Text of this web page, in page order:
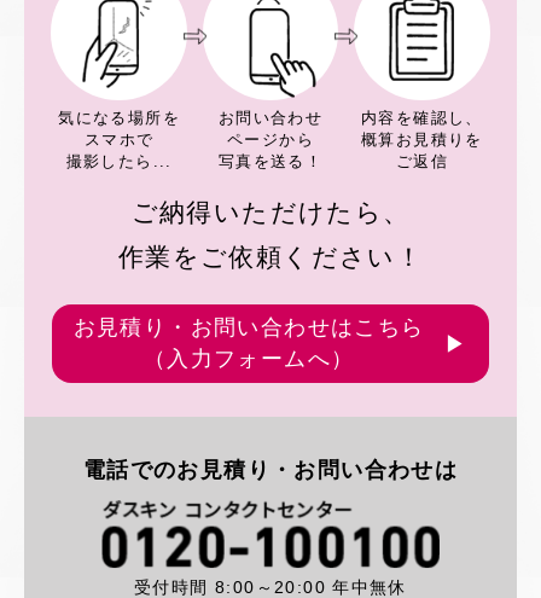
気になる場所を
スマホで
撮影したら...
お問い合わせ
ページから
写真を送る！
内容を確認し、
概算お見積りを
ご返信
ご納得いただけたら、
作業をご依頼ください！
お見積り・お問い合わせはこちら
（入力フォームへ）
電話でのお見積り・お問い合わせは
受付時間 8:00～20:00 年中無休